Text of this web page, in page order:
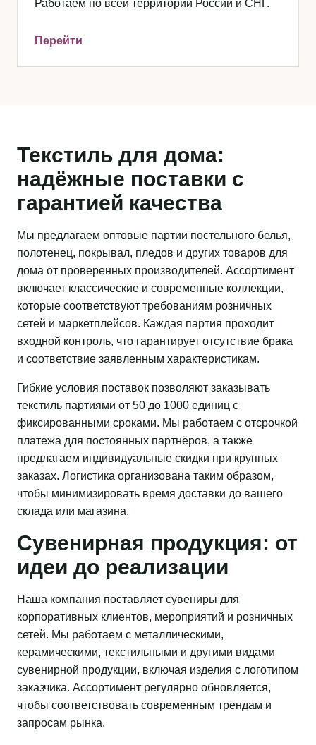
Работаем по всей территории России и СНГ.
Перейти
Текстиль для дома:
надёжные поставки с
гарантией качества
Мы предлагаем оптовые партии постельного белья,
полотенец, покрывал, пледов и других товаров для
дома от проверенных производителей. Ассортимент
включает классические и современные коллекции,
которые соответствуют требованиям розничных
сетей и маркетплейсов. Каждая партия проходит
входной контроль, что гарантирует отсутствие брака
и соответствие заявленным характеристикам.
Гибкие условия поставок позволяют заказывать
текстиль партиями от 50 до 1000 единиц с
фиксированными сроками. Мы работаем с отсрочкой
платежа для постоянных партнёров, а также
предлагаем индивидуальные скидки при крупных
заказах. Логистика организована таким образом,
чтобы минимизировать время доставки до вашего
склада или магазина.
Сувенирная продукция: от
идеи до реализации
Наша компания поставляет сувениры для
корпоративных клиентов, мероприятий и розничных
сетей. Мы работаем с металлическими,
керамическими, текстильными и другими видами
сувенирной продукции, включая изделия с логотипом
заказчика. Ассортимент регулярно обновляется,
чтобы соответствовать современным трендам и
запросам рынка.